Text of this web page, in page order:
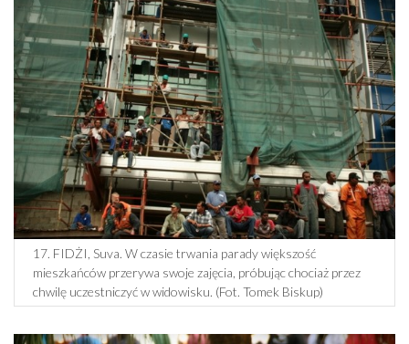
17. FIDŻI, Suva. W czasie trwania parady większość
mieszkańców przerywa swoje zajęcia, próbując chociaż przez
chwilę uczestniczyć w widowisku. (Fot. Tomek Biskup)